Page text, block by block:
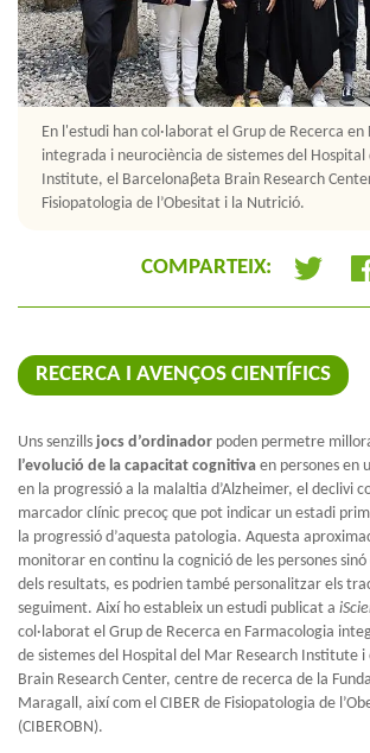
En l'estudi han col·laborat el Grup de Recerca en
integrada i neurociència de sistemes del
Institute, el Barcelonaβeta Brain Research
Fisiopatologia de l’Obesitat i la Nutrició.
COMPARTEIX:
RECERCA I AVENÇOS CIENTÍFICS
Uns senzills jocs d’ordinador poden permetre
l’evolució de la capacitat cognitiva en persones en
en la progressió a la malaltia d’Alzheimer, el declivi
marcador clínic precoç que pot indicar un estadi
la progressió d’aquesta patologia. Aquesta
monitorar en continu la cognició de les persones
dels resultats, es podrien també personalitzar els
seguiment. Així ho estableix un estudi publicat a
col·laborat el Grup de Recerca en Farmacologia
de sistemes del Hospital del Mar Research Institute
Brain Research Center, centre de recerca de la
Maragall, així com el CIBER de Fisiopatologia de
(CIBEROBN).